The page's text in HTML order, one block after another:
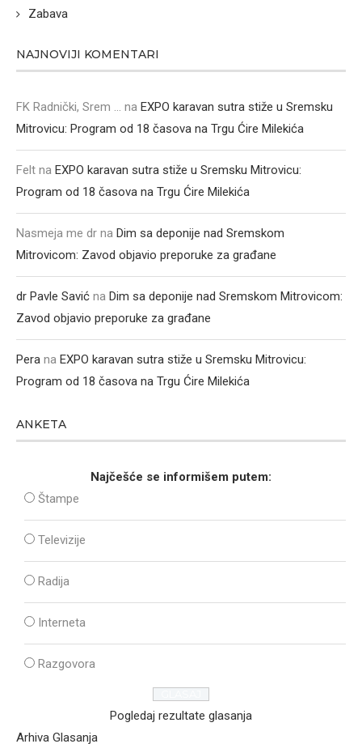
Zabava
NAJNOVIJI KOMENTARI
FK Radnički, Srem ... na EXPO karavan sutra stiže u Sremsku
Mitrovicu: Program od 18 časova na Trgu Ćire Milekića
Felt na EXPO karavan sutra stiže u Sremsku Mitrovicu:
Program od 18 časova na Trgu Ćire Milekića
Nasmeja me dr na Dim sa deponije nad Sremskom
Mitrovicom: Zavod objavio preporuke za građane
dr Pavle Savić na Dim sa deponije nad Sremskom Mitrovicom:
Zavod objavio preporuke za građane
Pera na EXPO karavan sutra stiže u Sremsku Mitrovicu:
Program od 18 časova na Trgu Ćire Milekića
ANKETA
Najčešće se informišem putem:
Štampe
Televizije
Radija
Interneta
Razgovora
Pogledaj rezultate glasanja
Arhiva Glasanja